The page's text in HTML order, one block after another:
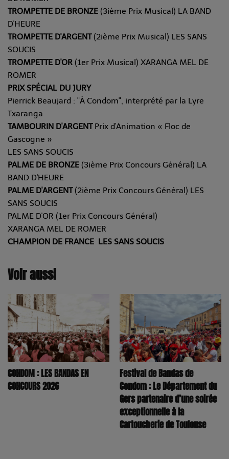
TROMPETTE DE BRONZE (3ième Prix Musical) LA BAND
D'HEURE
TROMPETTE D'ARGENT (2ième Prix Musical) LES SANS
SOUCIS
TROMPETTE D'OR (1er Prix Musical) XARANGA MEL DE
ROMER
PRIX SPÉCIAL DU JURY
Pierrick Beaujard : "À Condom", interprété par la Lyre
Txaranga
TAMBOURIN D'ARGENTPrix d'Animation « Floc de
Gascogne »
LES SANS SOUCIS
PALME DE BRONZE (3ième Prix Concours Général) LA
BAND D'HEURE
PALME D'ARGENT (2ième Prix Concours Général) LES
SANS SOUCIS
PALME D'OR (1er Prix Concours Général)
XARANGA MEL DE ROMER
CHAMPION DE FRANCE LES SANS SOUCIS
Voir aussi
CONDOM : LES BANDAS EN
CONCOURS 2026
Festival de Bandas de
Condom : Le Département du
Gers partenaire d’une soirée
exceptionnelle à la
Cartoucherie de Toulouse